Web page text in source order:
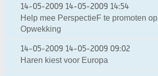
14-05-2009 14-05-2009 14:54
Help mee PerspectieF te promoten op
Opwekking
14-05-2009 14-05-2009 09:02
Haren kiest voor Europa